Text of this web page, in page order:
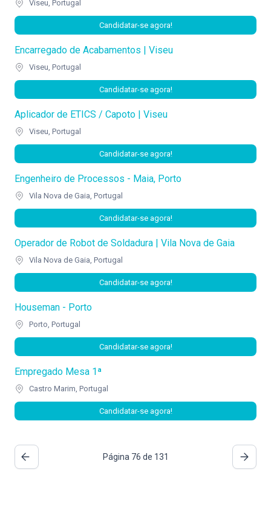
Viseu, Portugal
Candidatar-se agora!
Encarregado de Acabamentos | Viseu
Viseu, Portugal
Candidatar-se agora!
Aplicador de ETICS / Capoto | Viseu
Viseu, Portugal
Candidatar-se agora!
Engenheiro de Processos - Maia, Porto
Vila Nova de Gaia, Portugal
Candidatar-se agora!
Operador de Robot de Soldadura | Vila Nova de Gaia
Vila Nova de Gaia, Portugal
Candidatar-se agora!
Houseman - Porto
Porto, Portugal
Candidatar-se agora!
Empregado Mesa 1ª
Castro Marim, Portugal
Candidatar-se agora!
Página 76 de 131